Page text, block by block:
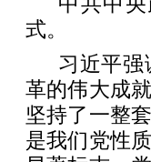
式。
习近平强
革的伟大成
坚持了一整
是我们党性